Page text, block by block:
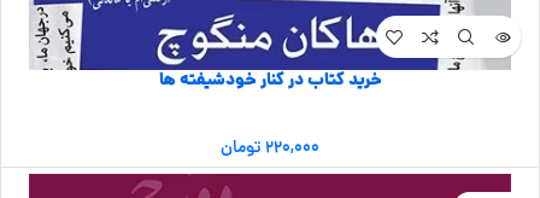
خرید کتاب در کنار خودشیفته ها
۲۲۰,۰۰۰تومان